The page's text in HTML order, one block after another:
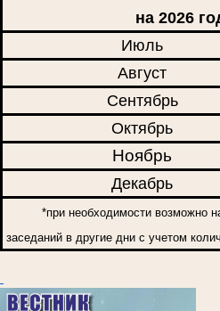
на 2026
Июль
Август
Сентябрь
Октябрь
Ноябрь
Декабрь
*при необходимости возможно
заседаний в другие дни с учетом